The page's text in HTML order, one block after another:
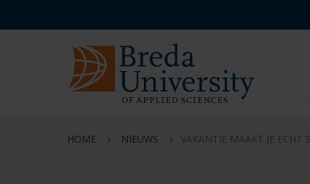
en
en
en
menu
NL
HOME NIEUWS VAKANTIE MAAKT JE ECHT